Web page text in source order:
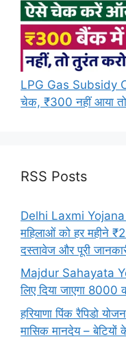
LPG Gas Subsidy
चेक, ₹300 नहीं आया
RSS Posts
Delhi Laxmi
महिलाओं को हर महीने
दस्तावेज और पूरी
Majdur Sahayata
लिए दिया जाएगा 8000
हरियाणा पिंक रैपिडो
मासिक मानदेय – बेटियों